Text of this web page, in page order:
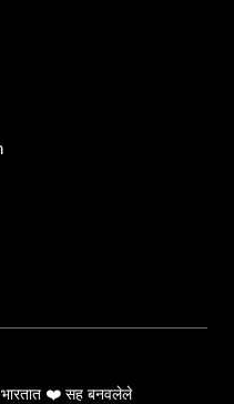
❤️ सह बनवलेले